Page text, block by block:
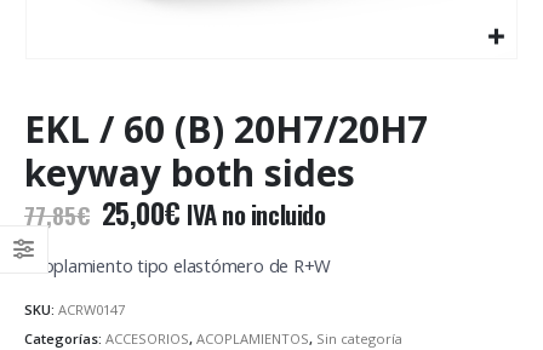
EKL / 60 (B) 20H7/20H7
keyway both sides
77,85€ El
precio
original
era:
77,85€.
25,00€El
precio
actual
25,00€.
IVA no incluido
Acoplamiento tipo elastómero de R+W
SKU: ACRW0147
Categorías: ACCESORIOS, ACOPLAMIENTOS, Sin categoría